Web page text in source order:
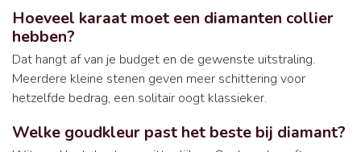
Hoeveel karaat moet een diamanten collier
hebben?
Dat hangt af van je budget en de gewenste uitstraling.
Meerdere kleine stenen geven meer schittering voor
hetzelfde bedrag, een solitair oogt klassieker.
Welke goudkleur past het beste bij diamant?